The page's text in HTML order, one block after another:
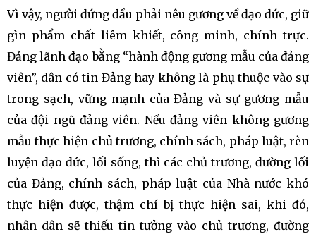
Vì vậy, người đứng đầu phải nêu gương về đạo đức, giữ
gìn phẩm chất liêm khiết, công minh, chính trực.
Đảng lãnh đạo bằng “hành động gương mẫu của đảng
viên”, dân có tin Đảng hay không là phụ thuộc vào sự
trong sạch, vững mạnh của Đảng và sự gương mẫu
của đội ngũ đảng viên. Nếu đảng viên không gương
mẫu thực hiện chủ trương, chính sách, pháp luật, rèn
luyện đạo đức, lối sống, thì các chủ trương, đường lối
của Đảng, chính sách, pháp luật của Nhà nước khó
thực hiện được, thậm chí bị thực hiện sai, khi đó,
nhân dân sẽ thiếu tin tưởng vào chủ trương, đường